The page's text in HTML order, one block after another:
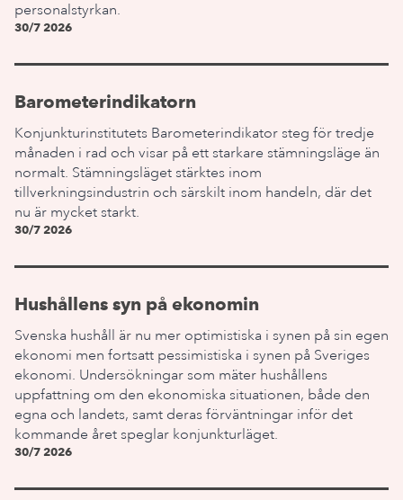
personalstyrkan.
30/7 2026
Barometerindikatorn
Konjunkturinstitutets Barometerindikator steg för tredje
månaden i rad och visar på ett starkare stämningsläge än
normalt. Stämningsläget stärktes inom
tillverkningsindustrin och särskilt inom handeln, där det
nu är mycket starkt.
30/7 2026
Hushållens syn på ekonomin
Svenska hushåll är nu mer optimistiska i synen på sin egen
ekonomi men fortsatt pessimistiska i synen på Sveriges
ekonomi. Undersökningar som mäter hushållens
uppfattning om den ekonomiska situationen, både den
egna och landets, samt deras förväntningar inför det
kommande året speglar konjunkturläget.
30/7 2026